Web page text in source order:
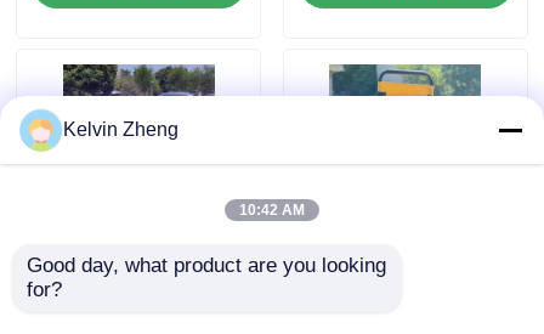
गुणवत्ता नियंत्रण
हमसे संपर्क करें
समाचार
चार पहिया एल्यूमीनियम मिश्र
Kelvin Zheng
10:42 AM
Good day, what product are you looking
for?